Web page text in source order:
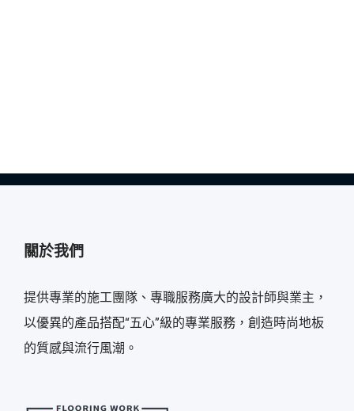
關於我們
提供專業的施工團隊、專職服務廣大的設計師與業主，
以優異的產品搭配“五心”級的專業服務，創造時尚地板
的質感與流行風潮。